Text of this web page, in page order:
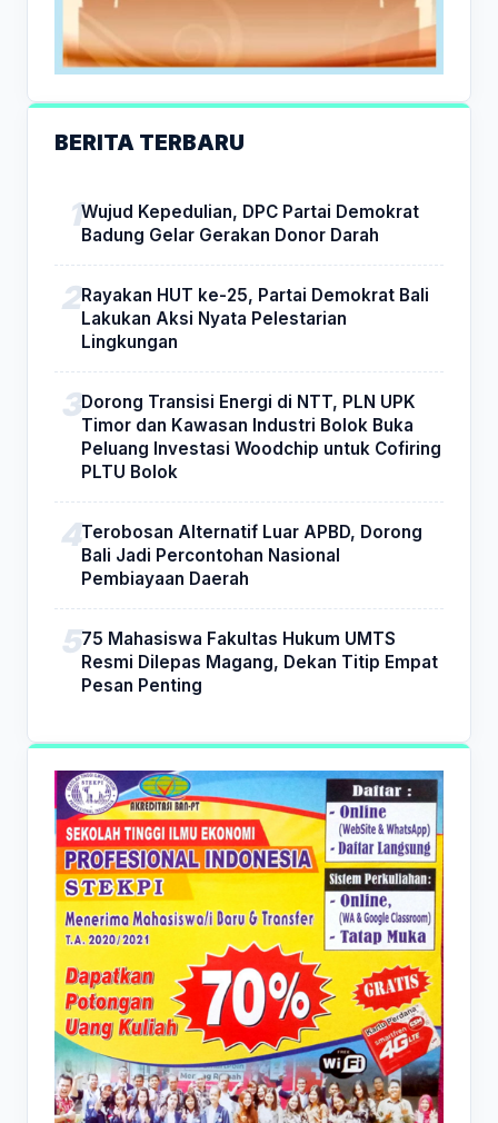
BERITA TERBARU
Wujud Kepedulian, DPC Partai Demokrat
Badung Gelar Gerakan Donor Darah
Rayakan HUT ke-25, Partai Demokrat Bali
Lakukan Aksi Nyata Pelestarian
Lingkungan
Dorong Transisi Energi di NTT, PLN UPK
Timor dan Kawasan Industri Bolok Buka
Peluang Investasi Woodchip untuk Cofiring
PLTU Bolok
Terobosan Alternatif Luar APBD, Dorong
Bali Jadi Percontohan Nasional
Pembiayaan Daerah
75 Mahasiswa Fakultas Hukum UMTS
Resmi Dilepas Magang, Dekan Titip Empat
Pesan Penting